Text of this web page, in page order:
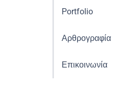
Portfolio
Αρθρογραφία
Επικοινωνία